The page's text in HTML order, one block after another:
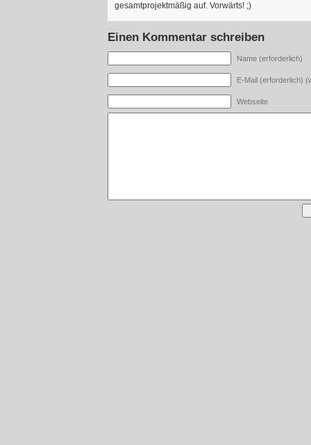
gesamtprojektmäßig auf. Vorwärts! ;)
Einen Kommentar schreiben
Name (erforderlich)
E-Mail (erforderlich)
Webseite